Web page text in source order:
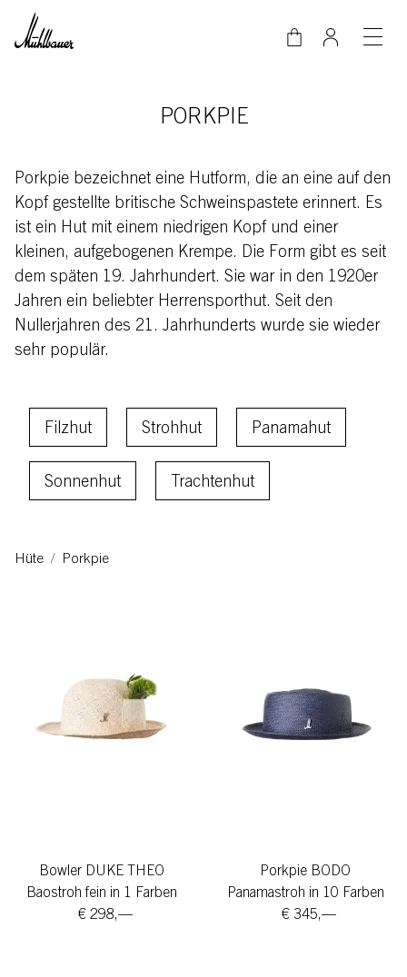
Direkt zum Inhalt
PORKPIE
Porkpie bezeichnet eine Hutform, die an eine auf den
Kopf gestellte britische Schweinspastete erinnert. Es
ist ein Hut mit einem niedrigen Kopf und einer
kleinen, aufgebogenen Krempe. Die Form gibt es seit
dem späten 19. Jahrhundert. Sie war in den 1920er
Jahren ein beliebter Herrensporthut. Seit den
Nullerjahren des 21. Jahrhunderts wurde sie wieder
sehr populär.
Filzhut
Strohhut Panamahut
Sonnenhut Trachtenhut
Hüte Porkpie
Bowler DUKE THEO
Baostroh fein in 1 Farben
€ 298,—
Porkpie BODO
Panamastroh in 10 Farben
€ 345,—